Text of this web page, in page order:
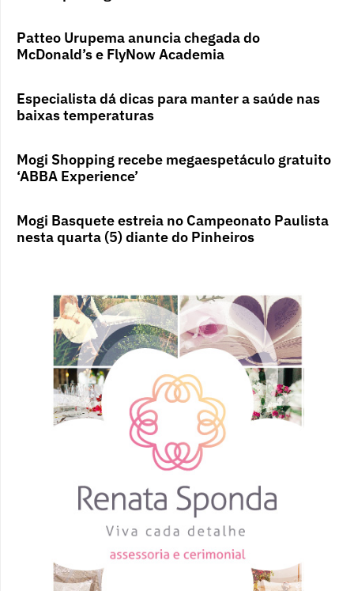
Patteo Urupema anuncia chegada do
McDonald’s e FlyNow Academia
Especialista dá dicas para manter a saúde nas
baixas temperaturas
Mogi Shopping recebe megaespetáculo gratuito
‘ABBA Experience’
Mogi Basquete estreia no Campeonato Paulista
nesta quarta (5) diante do Pinheiros